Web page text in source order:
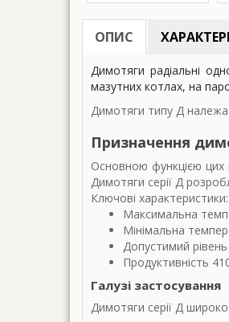
ОПИС
Димотяги радіальні
мазутних котлах, на
Димотяги типу Д
Призначення
Основною функцією цих
Димотяги серії Д
Ключові характеристики:
Максимальна
Мінімальна
Допустимий
Продуктивність
Галузі застосування
Димотяги серії Д